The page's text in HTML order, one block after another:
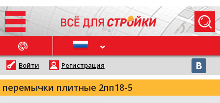
НОВОСТИ
Войти Регистрация
перемычки плитные 2пп18-5